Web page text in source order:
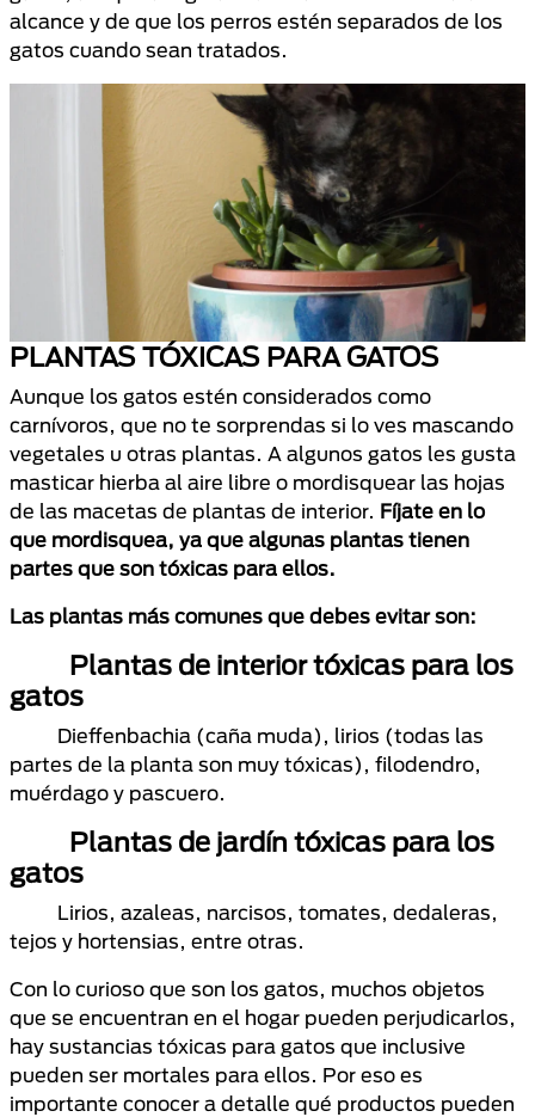
alcance y de que los perros estén separados de los
gatos cuando sean tratados.
PLANTAS TÓXICAS PARA GATOS
Aunque los gatos estén considerados como
carnívoros, que no te sorprendas si lo ves mascando
vegetales u otras plantas. A algunos gatos les gusta
masticar hierba al aire libre o mordisquear las hojas
de las macetas de plantas de interior. Fíjate en lo
que mordisquea, ya que algunas plantas tienen
partes que son tóxicas para ellos.
Las plantas más comunes que debes evitar son:
Plantas de interior tóxicas para los
gatos
Dieffenbachia (caña muda), lirios (todas las
partes de la planta son muy tóxicas), filodendro,
muérdago y pascuero.
Plantas de jardín tóxicas para los
gatos
Lirios, azaleas, narcisos, tomates, dedaleras,
tejos y hortensias, entre otras.
Con lo curioso que son los gatos, muchos objetos
que se encuentran en el hogar pueden perjudicarlos,
hay sustancias tóxicas para gatos que inclusive
pueden ser mortales para ellos. Por eso es
importante conocer a detalle qué productos pueden